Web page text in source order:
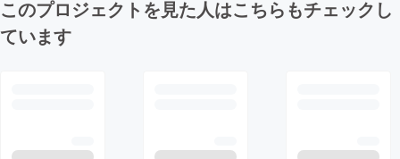
このプロジェクトを見た人はこちらもチェックし
ています